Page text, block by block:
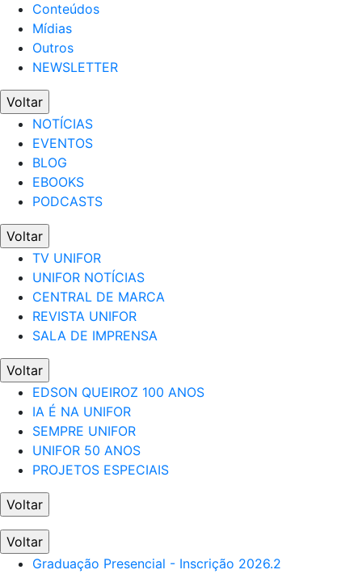
Conteúdos
Mídias
Outros
NEWSLETTER
Voltar
NOTÍCIAS
EVENTOS
BLOG
EBOOKS
PODCASTS
Voltar
TV UNIFOR
UNIFOR NOTÍCIAS
CENTRAL DE MARCA
REVISTA UNIFOR
SALA DE IMPRENSA
Voltar
EDSON QUEIROZ 100 ANOS
IA É NA UNIFOR
SEMPRE UNIFOR
UNIFOR 50 ANOS
PROJETOS ESPECIAIS
Voltar
Voltar
Graduação Presencial - Inscrição 2026.2